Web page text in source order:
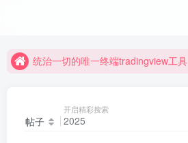
统治一切的唯一终端tradingview工具
帖子
开启精彩搜索